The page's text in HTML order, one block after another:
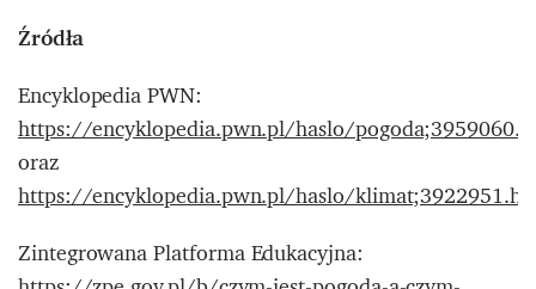
Źródła
Encyklopedia PWN:
https://encyklopedia.pwn.pl/haslo/
oraz
https://encyklopedia.pwn.pl/haslo/
Zintegrowana Platforma Edukacyjna: